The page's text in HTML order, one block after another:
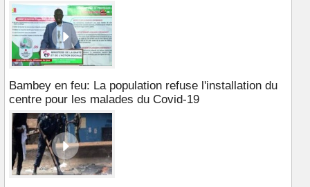
Bambey en feu: La population refuse l'installation du
centre pour les malades du Covid-19